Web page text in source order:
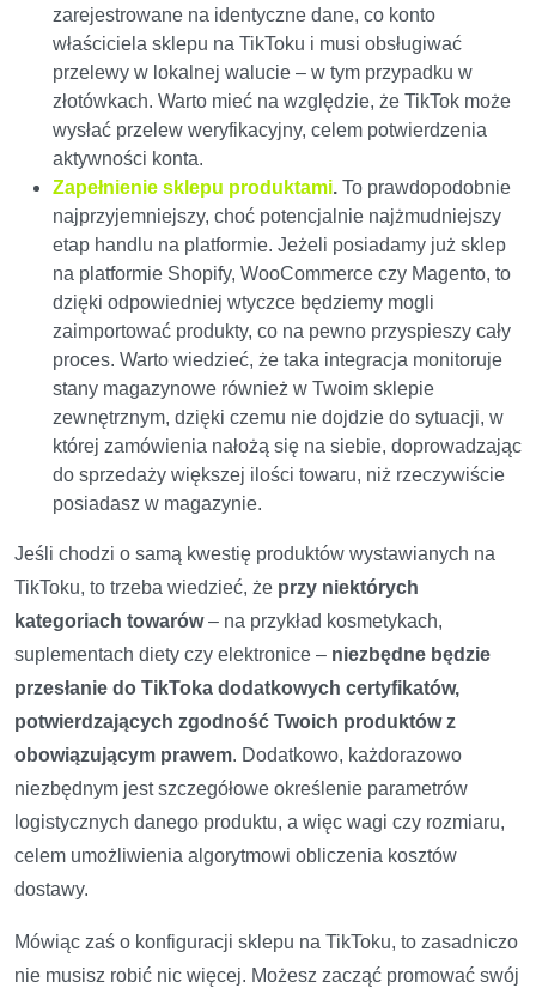
zarejestrowane na identyczne dane, co konto
właściciela sklepu na TikToku i musi obsługiwać
przelewy w lokalnej walucie – w tym przypadku w
złotówkach. Warto mieć na względzie, że TikTok może
wysłać przelew weryfikacyjny, celem potwierdzenia
aktywności konta.
Zapełnienie sklepu produktami. To prawdopodobnie
najprzyjemniejszy, choć potencjalnie najżmudniejszy
etap handlu na platformie. Jeżeli posiadamy już sklep
na platformie Shopify, WooCommerce czy Magento, to
dzięki odpowiedniej wtyczce będziemy mogli
zaimportować produkty, co na pewno przyspieszy cały
proces. Warto wiedzieć, że taka integracja monitoruje
stany magazynowe również w Twoim sklepie
zewnętrznym, dzięki czemu nie dojdzie do sytuacji, w
której zamówienia nałożą się na siebie, doprowadzając
do sprzedaży większej ilości towaru, niż rzeczywiście
posiadasz w magazynie.
Jeśli chodzi o samą kwestię produktów wystawianych na
TikToku, to trzeba wiedzieć, że przy niektórych
kategoriach towarów– na przykład kosmetykach,
suplementach diety czy elektronice – niezbędne będzie
przesłanie do TikToka dodatkowych certyfikatów,
potwierdzających zgodność Twoich produktów z
obowiązującym prawem. Dodatkowo, każdorazowo
niezbędnym jest szczegółowe określenie parametrów
logistycznych danego produktu, a więc wagi czy rozmiaru,
celem umożliwienia algorytmowi obliczenia kosztów
dostawy.
Mówiąc zaś o konfiguracji sklepu na TikToku, to zasadniczo
nie musisz robić nic więcej. Możesz zacząć promować swój